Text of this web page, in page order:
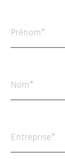
Prénom
Nom
Entreprise